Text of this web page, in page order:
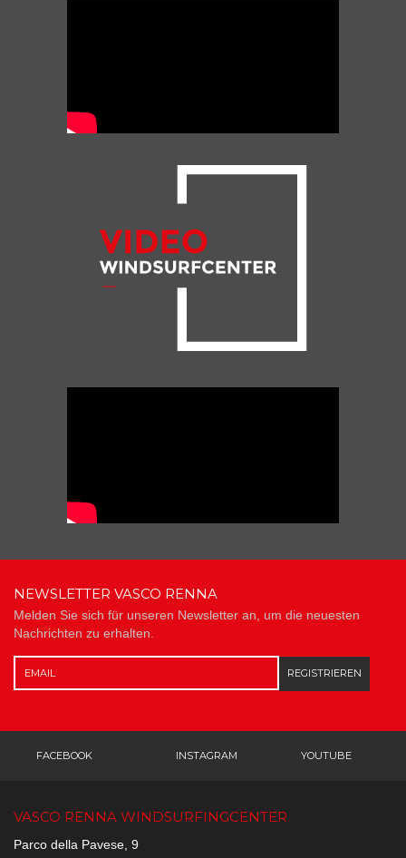
NEWSLETTER VASCO RENNA
Melden Sie sich für unseren Newsletter an, um die neuesten
Nachrichten zu erhalten.
REGISTRIEREN
FACEBOOK INSTAGRAM YOUTUBE
VASCO RENNA WINDSURFINGCENTER
Parco della Pavese, 9